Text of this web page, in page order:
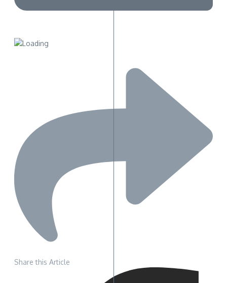
Share this Article